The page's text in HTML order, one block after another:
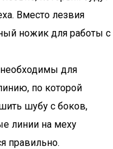
Вместо лезвия
ножик для работы с
для
по которой
шубу с боков,
линии на меху
правильно.